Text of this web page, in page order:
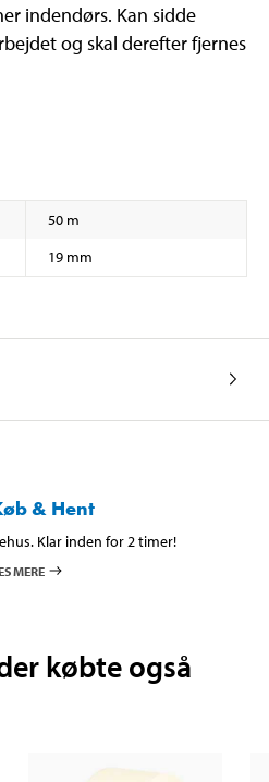
indendørs. Kan sidde
og skal derefter fjernes
50 m
19 mm
& Hent
Klar inden for 2 timer!
MERE
købte også